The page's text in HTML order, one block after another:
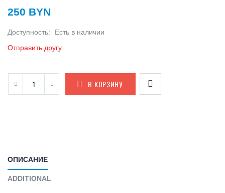
250 BYN
Доступность:
Есть в наличии
Отправить другу
В КОРЗИНУ
ОПИСАНИЕ
ADDITIONAL